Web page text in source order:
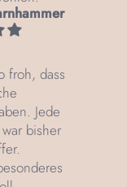
froh, dass
Jede
bisher